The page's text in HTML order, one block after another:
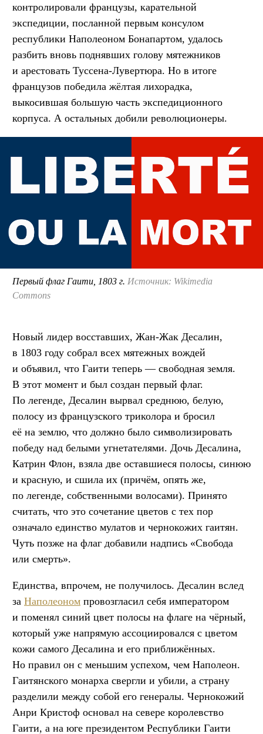
контролировали французы, карательной
экспедиции, посланной первым консулом
республики Наполеоном Бонапартом, удалось
разбить вновь поднявших голову мятежников
и арестовать Туссена-Лувертюра. Но в итоге
французов победила жёлтая лихорадка,
выкосившая большую часть экспедиционного
корпуса. А остальных добили революционеры.
Первый флаг Гаити, 1803 г. Источник: Wikimedia
Commons
Новый лидер восставших, Жан-Жак Десалин,
в 1803 году собрал всех мятежных вождей
и объявил, что Гаити теперь — свободная земля.
В этот момент и был создан первый флаг.
По легенде, Десалин вырвал среднюю, белую,
полосу из французского триколора и бросил
её на землю, что должно было символизировать
победу над белыми угнетателями. Дочь Десалина,
Катрин Флон, взяла две оставшиеся полосы, синюю
и красную, и сшила их (причём, опять же,
по легенде, собственными волосами). Принято
считать, что это сочетание цветов с тех пор
означало единство мулатов и чернокожих гаитян.
Чуть позже на флаг добавили надпись «Свобода
или смерть».
Единства, впрочем, не получилось. Десалин вслед
за Наполеоном провозгласил себя императором
и поменял синий цвет полосы на флаге на чёрный,
который уже напрямую ассоциировался с цветом
кожи самого Десалина и его приближённых.
Но правил он с меньшим успехом, чем Наполеон.
Гаитянского монарха свергли и убили, а страну
разделили между собой его генералы. Чернокожий
Анри Кристоф основал на севере королевство
Гаити, а на юге президентом Республики Гаити